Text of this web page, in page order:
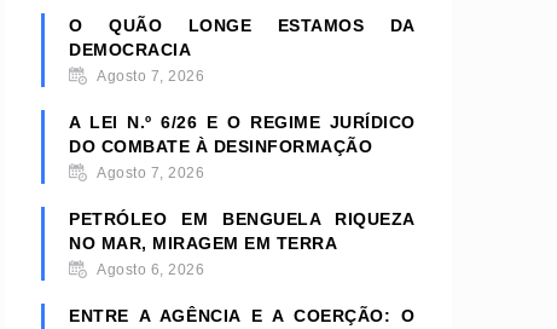
O QUÃO LONGE ESTAMOS DA
DEMOCRACIA
Agosto 7, 2026
A LEI N.º 6/26 E O REGIME JURÍDICO
DO COMBATE À DESINFORMAÇÃO
Agosto 7, 2026
PETRÓLEO EM BENGUELA RIQUEZA
NO MAR, MIRAGEM EM TERRA
Agosto 6, 2026
ENTRE A AGÊNCIA E A COERÇÃO: O